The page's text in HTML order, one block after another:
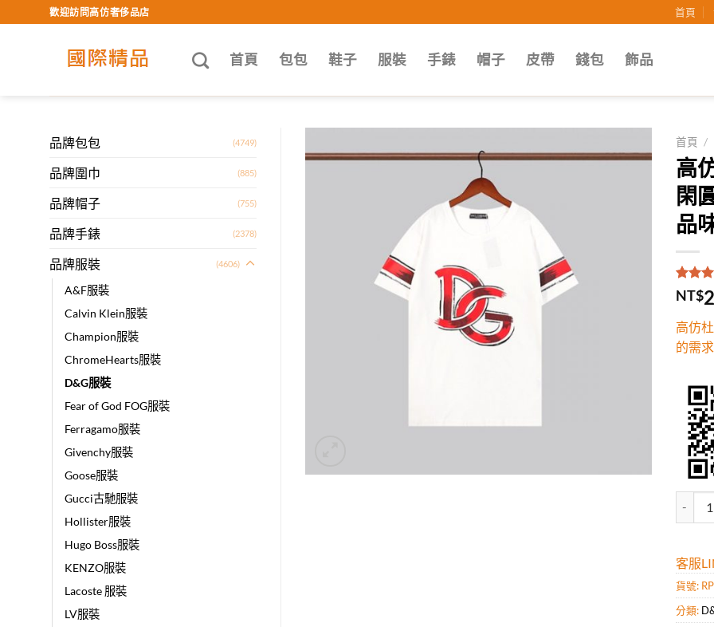
to
歡迎訪問高仿奢侈品店 首頁
首頁 包包 鞋子 服裝 手錶 帽子 皮帶 錢包 飾品
品牌包包 (4749)
品牌圍巾 (885)
品牌帽子 (755)
品牌手錶 (2378)
品牌服裝 (4606)
A&F服裝
Calvin Klein服裝
Champion服裝
ChromeHearts服裝
D&G服裝
Fear of God FOG服裝
Ferragamo服裝
Givenchy服裝
Goose服裝
Gucci古馳服裝
Hollister服裝
Hugo Boss服裝
KENZO服裝
Lacoste 服裝
LV服裝
首頁 /
高
閑
品
評分
5，
1
分
NT$
高仿
的需
客服
貨號:
分類: